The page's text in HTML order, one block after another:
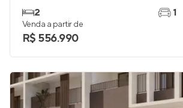
2
1
Venda a partir de
R$ 556.990